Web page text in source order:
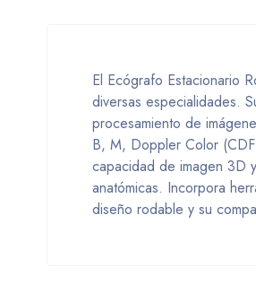
El Ecógrafo Estacionario
diversas especialidades.
procesamiento de
B, M, Doppler Color
capacidad de imagen 3D
anatómicas. Incorpora
diseño rodable y su